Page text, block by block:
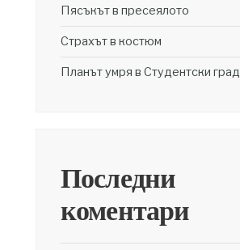
Пясъкът в пресеялото
Страхът в костюм
Планът умря в Студентски град
Последни
коментари